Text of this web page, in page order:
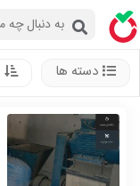
دسته ها